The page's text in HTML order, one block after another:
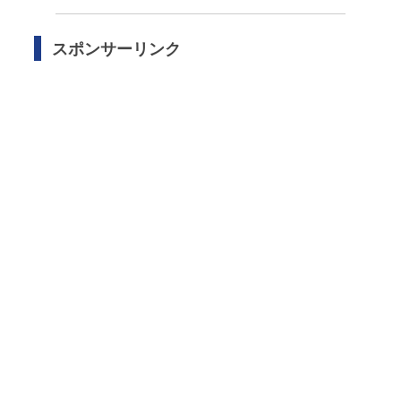
スポンサーリンク